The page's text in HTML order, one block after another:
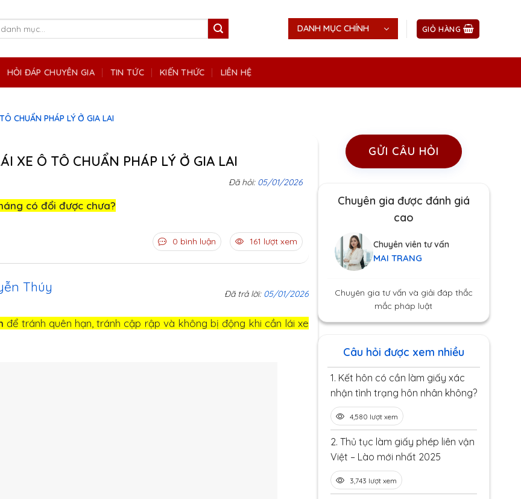
DANH MỤC CHÍNH GIỎ HÀNG
HỎI ĐÁP CHUYÊN GIA TIN TỨC KIẾN THỨC LIÊN HỆ
CHUẨN PHÁP LÝ Ở GIA LAI
XE Ô TÔ CHUẨN PHÁP LÝ Ở GIA LAI
Đã hỏi: 05/01/2026
có đổi được chưa?
0 bình luận 161 lượt xem
Thúy Đã trả lời: 05/01/2026
để tránh quên hạn, tránh cập rập và không bị động khi cần lái xe
GỬI CÂU HỎI
Chuyên gia được đánh giá
cao
Chuyên viên tư vấn
MAI TRANG
Chuyên gia tư vấn và giải đáp thắc
mắc pháp luật
Câu hỏi được xem nhiều
1. Kết hôn có cần làm giấy xác
nhận tình trạng hôn nhân không?
4,580 lượt xem
2. Thủ tục làm giấy phép liên vận
Việt – Lào mới nhất 2025
3,743 lượt xem